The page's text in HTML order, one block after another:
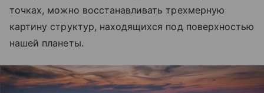
точках, можно восстанавливать трехмерную
картину структур, находящихся под поверхностью
нашей планеты.